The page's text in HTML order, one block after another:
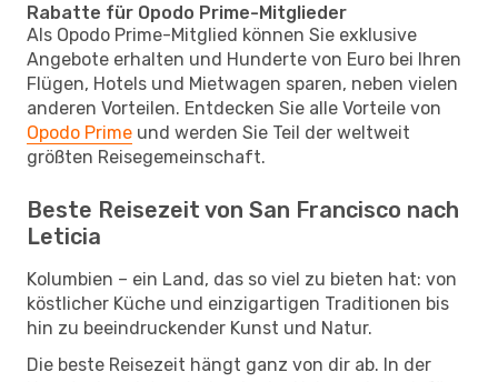
Rabatte für Opodo Prime-Mitglieder
Als Opodo Prime-Mitglied können Sie exklusive
Angebote erhalten und Hunderte von Euro bei Ihren
Flügen, Hotels und Mietwagen sparen, neben vielen
anderen Vorteilen. Entdecken Sie alle Vorteile von
Opodo Prime und werden Sie Teil der weltweit
größten Reisegemeinschaft.
Beste Reisezeit von San Francisco nach
Leticia
Kolumbien – ein Land, das so viel zu bieten hat: von
köstlicher Küche und einzigartigen Traditionen bis
hin zu beeindruckender Kunst und Natur.
Die beste Reisezeit hängt ganz von dir ab. In der